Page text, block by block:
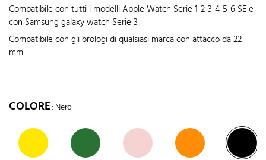
Compatibile con tutti i modelli Apple Watch Serie 1-2-3-4-5-6 SE e
con Samsung galaxy watch Serie 3
Compatibile con gli orologi di qualsiasi marca con attacco da 22
mm
COLORE: Nero